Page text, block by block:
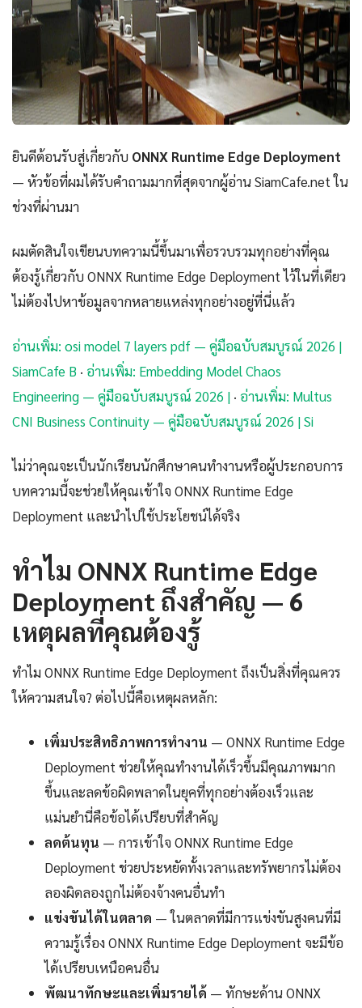
ยินดีต้อนรับสู่เกี่ยวกับ ONNX Runtime Edge Deployment
— หัวข้อที่ผมได้รับคำถามมากที่สุดจากผู้อ่าน SiamCafe.net ใน
ช่วงที่ผ่านมา
ผมตัดสินใจเขียนบทความนี้ขึ้นมาเพื่อรวบรวมทุกอย่างที่คุณ
ต้องรู้เกี่ยวกับ ONNX Runtime Edge Deployment ไว้ในที่เดียว
ไม่ต้องไปหาข้อมูลจากหลายแหล่งทุกอย่างอยู่ที่นี่แล้ว
อ่านเพิ่ม: osi model 7 layers pdf — คู่มือฉบับสมบูรณ์ 2026 |
SiamCafe B · อ่านเพิ่ม: Embedding Model Chaos
Engineering — คู่มือฉบับสมบูรณ์ 2026 | · อ่านเพิ่ม: Multus
CNI Business Continuity — คู่มือฉบับสมบูรณ์ 2026 | Si
ไม่ว่าคุณจะเป็นนักเรียนนักศึกษาคนทำงานหรือผู้ประกอบการ
บทความนี้จะช่วยให้คุณเข้าใจ ONNX Runtime Edge
Deployment และนำไปใช้ประโยชน์ได้จริง
ทำไม ONNX Runtime Edge
Deployment ถึงสำคัญ — 6
เหตุผลที่คุณต้องรู้
ทำไม ONNX Runtime Edge Deployment ถึงเป็นสิ่งที่คุณควร
ให้ความสนใจ? ต่อไปนี้คือเหตุผลหลัก:
เพิ่มประสิทธิภาพการทำงาน — ONNX Runtime Edge
Deployment ช่วยให้คุณทำงานได้เร็วขึ้นมีคุณภาพมาก
ขึ้นและลดข้อผิดพลาดในยุคที่ทุกอย่างต้องเร็วและ
แม่นยำนี่คือข้อได้เปรียบที่สำคัญ
ลดต้นทุน — การเข้าใจ ONNX Runtime Edge
Deployment ช่วยประหยัดทั้งเวลาและทรัพยากรไม่ต้อง
ลองผิดลองถูกไม่ต้องจ้างคนอื่นทำ
แข่งขันได้ในตลาด — ในตลาดที่มีการแข่งขันสูงคนที่มี
ความรู้เรื่อง ONNX Runtime Edge Deployment จะมีข้อ
ได้เปรียบเหนือคนอื่น
พัฒนาทักษะและเพิ่มรายได้ — ทักษะด้าน ONNX